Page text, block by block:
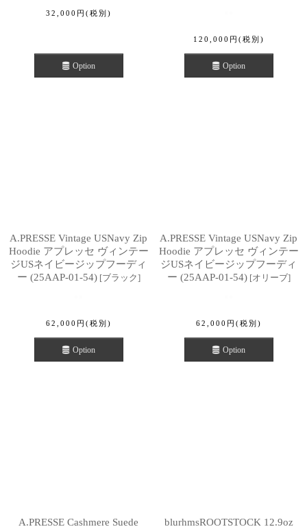
32,000 円 (税別)
Option
120,000 円 (税別)
Option
A.PRESSE Vintage USNavy Zip
Hoodie アプレッセ ヴィンテー
ジUSネイビージップフーディ
ー (25AAP-01-54) [ブラック]
62,000 円 (税別)
Option
A.PRESSE Vintage USNavy Zip
Hoodie アプレッセ ヴィンテー
ジUSネイビージップフーディ
ー (25AAP-01-54) [オリーブ]
62,000 円 (税別)
Option
A.PRESSE Cashmere Suede
blurhmsROOTSTOCK 12.9oz